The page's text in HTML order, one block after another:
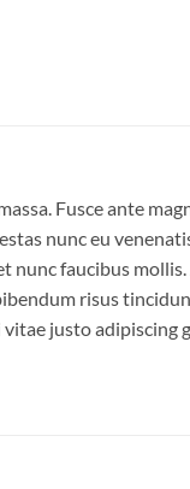
Fusce ante
nunc eu
nunc faucibus
risus
justo adipiscing